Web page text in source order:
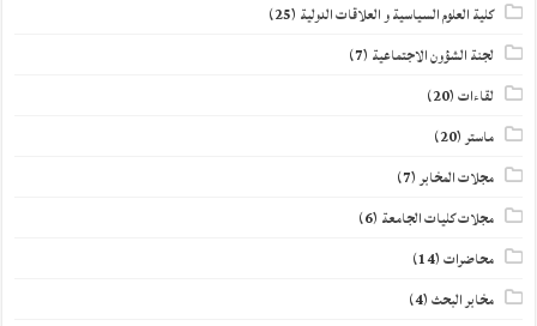
كلية العلوم السياسية و العلاقات الدولية (25)
لجنة الشؤون الاجتماعية (7)
لقاءات(20)
ماستر(20)
مجلات المخابر(7)
مجلات كليات الجامعة (6)
محاضرات(14)
مخابر البحث(4)